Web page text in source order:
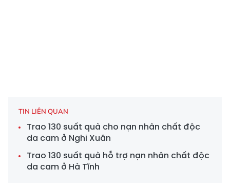
TIN LIÊN QUAN
Trao 130 suất quà cho nạn nhân chất độc
da cam ở Nghi Xuân
Trao 130 suất quà hỗ trợ nạn nhân chất độc
da cam ở Hà Tĩnh